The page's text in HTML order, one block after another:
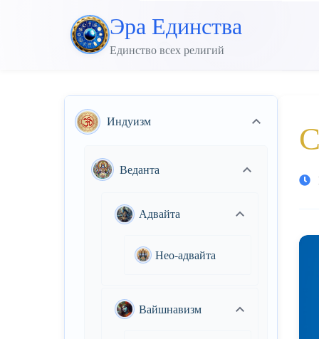
Эра Единства
Единство всех религий
Индуизм
Веданта
Адвайта
Нео-адвайта
Вайшнавизм